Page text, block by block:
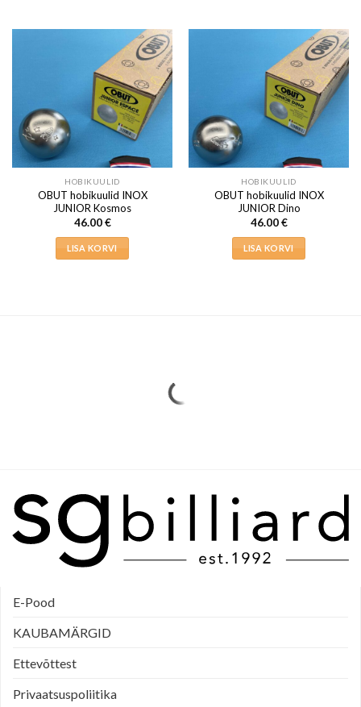
HOBIKUULID
OBUT hobikuulid INOX
JUNIOR Kosmos
46.00€
LISA KORVI
HOBIKUULID
OBUT hobikuulid INOX
JUNIOR Dino
46.00€
LISA KORVI
E-Pood
KAUBAMÄRGID
Ettevõttest
Privaatsuspoliitika